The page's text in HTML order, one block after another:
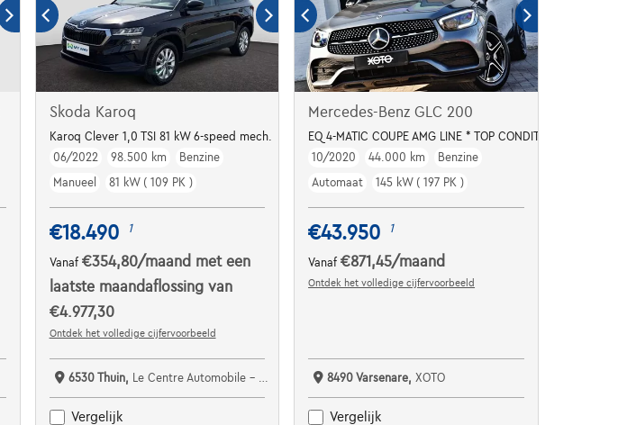
Skoda Karoq
Karoq Clever 1,0 TSI 81 kW 6-speed mech.
06/2022
98.500 km
Benzine
Manueel
81 kW ( 109 PK )
€18.490 1
Vanaf €354,80/maand met een
laatste maandaflossing van
€4.977,30
Ontdek het volledige cijfervoorbeeld
6530 Thuin, Le Centre Automobile - Garage Detournay
Vergelijk
Mercedes-Benz GLC 200
EQ 4-MATIC COUPE AMG LINE * TOP CONDITION / 1HD. *
10/2020
44.000 km
Benzine
Automaat
145 kW ( 197 PK )
€43.950 1
Vanaf€871,45/maand
Ontdek het volledige cijfervoorbeeld
8490 Varsenare,XOTO
Vergelijk